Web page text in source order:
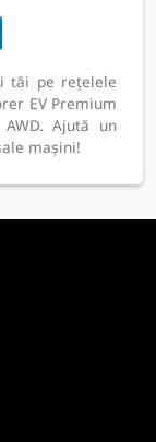
tăi pe rețelele
EV Premium
Ajută un
mașini!